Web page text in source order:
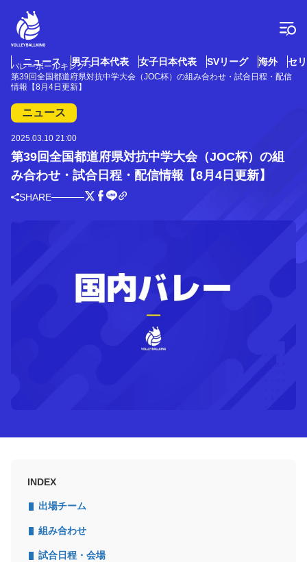
ニュース 男子日本代表 女子日本代表 SVリーグ 海外 セ
バレーボールキング
第39回全国都道府県対抗中学大会（JOC杯）の組み合わせ・試合日程・配信
情報【8月4日更新】
ニュース
2025.03.10 21:00
第39回全国都道府県対抗中学大会（JOC杯）の組
み合わせ・試合日程・配信情報【8月4日更新】
SHARE
INDEX
出場チーム
組み合わせ
試合日程・会場